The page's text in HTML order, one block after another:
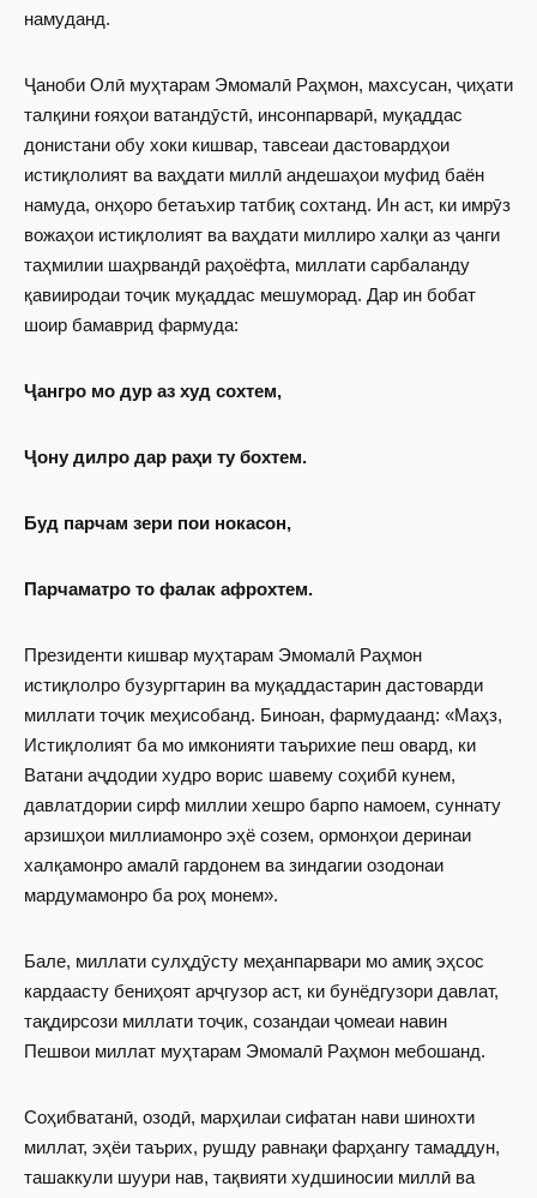
намуданд.
Ҷаноби Олӣ муҳтарам Эмомалӣ ­Раҳмон, махсусан, ҷиҳати
талқини ғоя­ҳои ватандӯстӣ, инсонпарварӣ, муқаддас
донистани обу хоки кишвар, тавсеаи дастовардҳои
истиқлолият ва ваҳдати миллӣ андешаҳои муфид баён
намуда, онҳоро бетаъхир татбиқ сохтанд. Ин аст, ки имрӯз
вожаҳои истиқлолият ва ваҳдати миллиро халқи аз ҷанги
таҳмилии шаҳрвандӣ раҳоёфта, миллати сарбаланду
қавииродаи тоҷик муқаддас мешуморад. Дар ин бобат
шоир бамаврид фармуда:
Ҷангро мо дур аз худ сохтем,
Ҷону дилро дар раҳи ту бохтем.
Буд парчам зери пои нокасон,
Парчаматро то фалак афрохтем.
Президенти кишвар муҳтарам ­Эмомалӣ Раҳмон
истиқлолро бузургтарин ва муқаддастарин дастоварди
миллати тоҷик меҳисобанд. Биноан, фармудаанд: «Маҳз,
Истиқлолият ба мо имконияти таърихие пеш овард, ки
Ватани аҷдодии худро ворис шавему соҳибӣ кунем,
давлатдории сирф миллии хешро барпо намоем, суннату
арзишҳои миллиамонро эҳё созем, ормонҳои деринаи
халқамонро амалӣ гардонем ва зиндагии озодонаи
мардумамонро ба роҳ монем».
Бале, миллати сулҳдӯсту меҳанпарвари мо амиқ эҳсос
кардаасту бениҳоят арҷгузор аст, ки бунёдгузори давлат,
тақдирсози миллати тоҷик, созандаи ҷомеаи навин
Пешвои миллат муҳтарам Эмомалӣ Раҳмон мебошанд.
Соҳибватанӣ, озодӣ, марҳилаи сифатан нави шинохти
миллат, эҳёи таърих, рушду равнақи фарҳангу тамаддун,
ташаккули шуури нав, тақвия­ти худшиносии миллӣ ва